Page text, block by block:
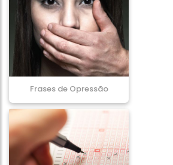
Frases de Opressão